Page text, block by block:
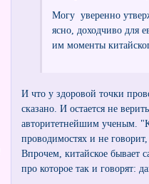
Могу уверенно
ясно, доходчиво для
им моменты
И что у здоровой точки
сказано. И остается не
авторитетнейшим ученым.
проводимостях и не
Впрочем, китайское бывает
про которое так и говорят: